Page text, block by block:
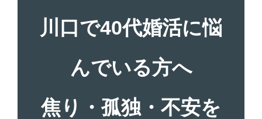
川口で40代婚活に悩
んでいる方へ
焦り・孤独・不安を